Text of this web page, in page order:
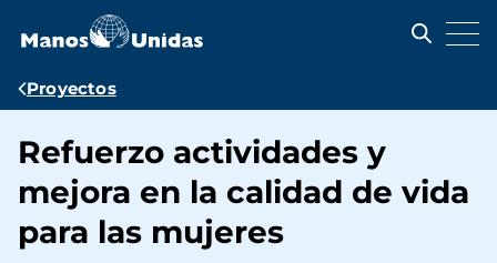
contenido
Ruta
navegación
Proyectos
Refuerzo actividades y
mejora en la calidad de vida
para las mujeres